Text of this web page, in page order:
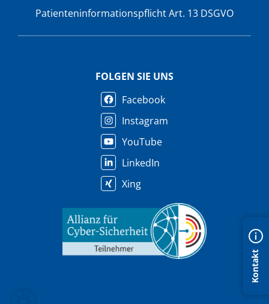
Kontakt
Patienteninformationspflicht Art. 13 DSGVO
FOLGEN SIE UNS
Facebook
Instagram
YouTube
LinkedIn
Xing